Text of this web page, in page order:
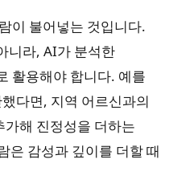
이 불어넣는 것입니다.
니라, AI가 분석한
활용해야 합니다. 예를
다면, 지역 어르신과의
해 진정성을 더하는
은 감성과 깊이를 더할 때